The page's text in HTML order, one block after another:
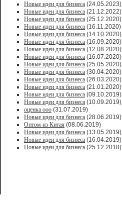
Новые идеи для бизнеса (24.05.2023)
Новые идеи для бизнеса (21.12.2022)
Новые идеи для бизнеса (25.12.2020)
Новые идеи для бизнеса (16.11.2020)
Новые идеи для бизнеса (14.10.2020)
Новые идеи для бизнеса (16.09.2020)
Новые идеи для бизнеса (12.08.2020)
Новые идеи для бизнеса (16.07.2020)
Новые идеи для бизнеса (25.05.2020)
Новые идеи для бизнеса (30.04.2020)
Новые идеи для бизнеса (26.03.2020)
Новые идеи для бизнеса (21.01.2020)
Новые идеи для бизнеса (09.10.2019)
Новые идеи для бизнеса (10.09.2019)
оценка ооо (31.07.2019)
Новые идеи для бизнеса (28.06.2019)
Оптом из Китая (08.06.2019)
Новые идеи для бизнеса (13.05.2019)
Новые идеи для бизнеса (16.04.2019)
Новые идеи для бизнеса (25.12.2018)